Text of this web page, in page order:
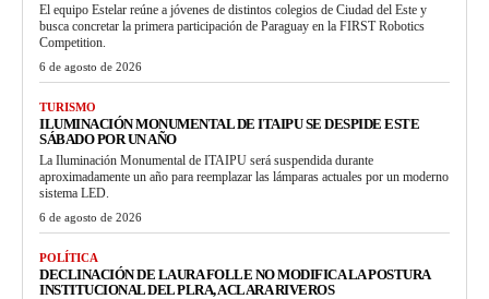
El equipo Estelar reúne a jóvenes de distintos colegios de Ciudad del Este y
busca concretar la primera participación de Paraguay en la FIRST Robotics
Competition.
6 de agosto de 2026
TURISMO
ILUMINACIÓN MONUMENTAL DE ITAIPU SE DESPIDE ESTE
SÁBADO POR UN AÑO
La Iluminación Monumental de ITAIPU será suspendida durante
aproximadamente un año para reemplazar las lámparas actuales por un moderno
sistema LED.
6 de agosto de 2026
POLÍTICA
DECLINACIÓN DE LAURA FOLLE NO MODIFICA LA POSTURA
INSTITUCIONAL DEL PLRA, ACLARA RIVEROS